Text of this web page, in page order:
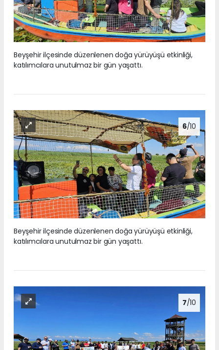
Beyşehir ilçesinde düzenlenen doğa yürüyüşü etkinliği,
katılımcılara unutulmaz bir gün yaşattı.
6/10
Beyşehir ilçesinde düzenlenen doğa yürüyüşü etkinliği,
katılımcılara unutulmaz bir gün yaşattı.
7/10